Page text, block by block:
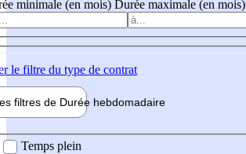
minimale (en mois) Durée maximale (en mois)
le filtre du type de contrat
filtres de Durée hebdomadaire
Temps plein